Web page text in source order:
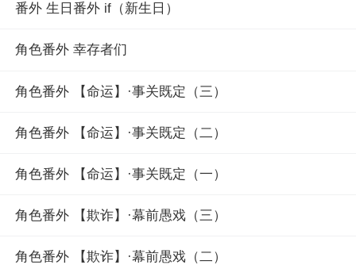
番外 生日番外 if（新生日）
角色番外 幸存者们
角色番外 【命运】·事关既定（三）
角色番外 【命运】·事关既定（二）
角色番外 【命运】·事关既定（一）
角色番外 【欺诈】·幕前愚戏（三）
角色番外 【欺诈】·幕前愚戏（二）